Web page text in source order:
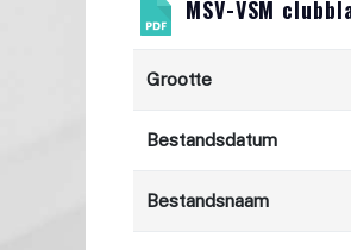
MSV-VSM
Grootte
Bestandsdatum
Bestandsnaam